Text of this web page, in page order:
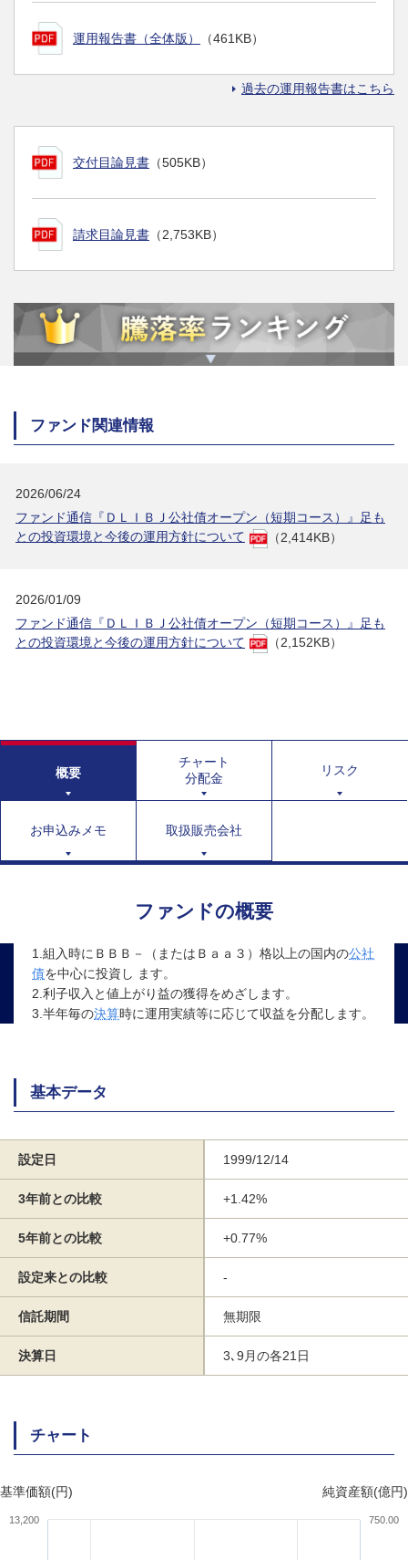
運用報告書（全体版） （461KB）
過去の運用報告書はこちら
交付目論見書 （505KB）
請求目論見書 （2,753KB）
ファンド関連情報
2026/06/24
ファンド通信『ＤＬＩＢＪ公社債オープン（短期コース）』足も
との投資環境と今後の運用方針について
（2,414KB）
2026/01/09
ファンド通信『ＤＬＩＢＪ公社債オープン（短期コース）』足も
との投資環境と今後の運用方針について
（2,152KB）
概要
チャート
分配金
リスク
お申込みメモ 取扱販売会社
ファンドの概要
1.組入時にＢＢＢ－（またはＢａａ３）格以上の国内の公社
債を中心に投資し ます。
2.利子収入と値上がり益の獲得をめざします。
3.半年毎の決算時に運用実績等に応じて収益を分配します。
基本データ
設定日 1999/12/14
3年前との比較 +1.42%
5年前との比較 +0.77%
設定来との比較 -
信託期間 無期限
決算日 3､9月の各21日
チャート
基準価額(円) 純資産額(億円)
13,200 750.00